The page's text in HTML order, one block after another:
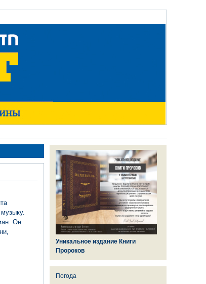
Он
Уникальное издание Книги
Пророков
Погода